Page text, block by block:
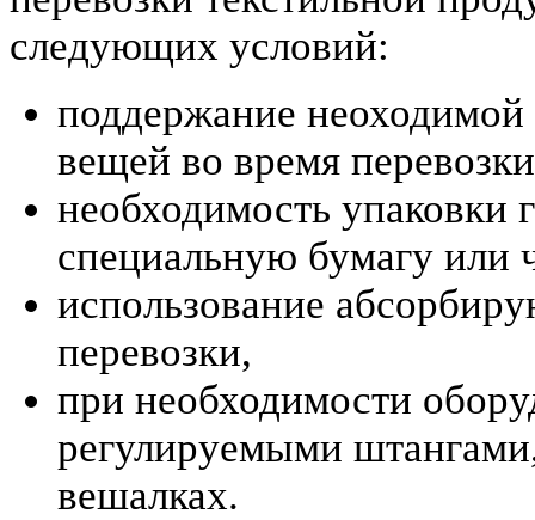
следующих условий:
поддержание
вещей во время
необходимость упаковки
специальную бумагу или
использование
перевозки,
при необходимости
регулируемыми
вешалках.